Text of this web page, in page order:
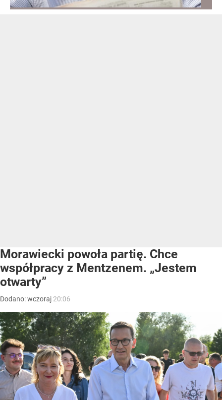
Morawiecki powoła partię. Chce
współpracy z Mentzenem. „Jestem
otwarty”
Dodano:wczoraj 20:06